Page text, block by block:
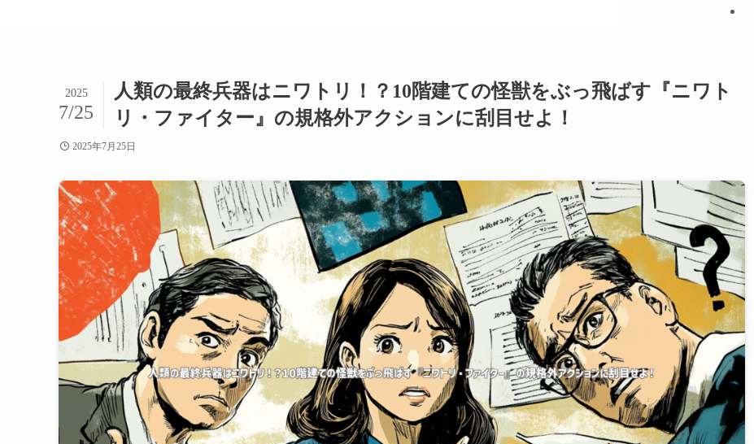
人類の最終兵器はニワトリ！？10階建ての怪獣をぶっ飛ばす『ニワト
リ・ファイター』の規格外アクションに刮目せよ！
2025
7/25
2025年7月25日